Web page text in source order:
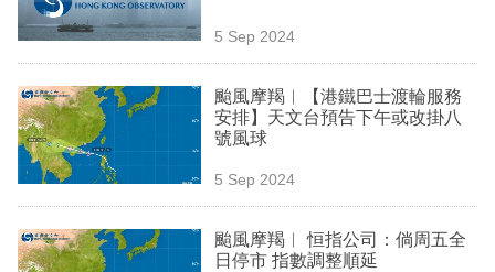
科
技
職
生
5 Sep 2024
颱風摩羯︳【港鐵巴士渡輪服務
安排】天文台預告下午或改掛八
號風球
5 Sep 2024
颱風摩羯︳ 恒指公司：倘周五全
日停市 指數調整順延